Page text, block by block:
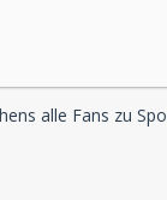
alle Fans zu